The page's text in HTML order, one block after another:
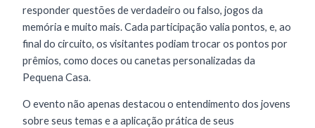
responder questões de verdadeiro ou falso, jogos da
memória e muito mais. Cada participação valia pontos, e, ao
final do circuito, os visitantes podiam trocar os pontos por
prêmios, como doces ou canetas personalizadas da
Pequena Casa.
O evento não apenas destacou o entendimento dos jovens
sobre seus temas e a aplicação prática de seus